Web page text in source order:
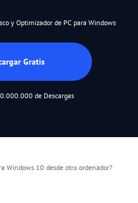
y Optimizador de PC para Windows
Gratis
de Descargas
Windows 10 desde otro ordenador?